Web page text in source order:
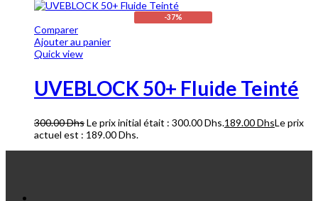
-37%
Comparer
Ajouter au panier
Quick view
UVEBLOCK 50+ Fluide Teinté
300.00DhsLe prix initial était : 300.00 Dhs.189.00DhsLe prix
actuel est : 189.00 Dhs.